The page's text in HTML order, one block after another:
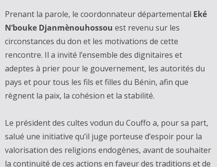
Prenant la parole, le coordonnateur départemental Eké
N’bouke Djanmènouhossou est revenu sur les
circonstances du don et les motivations de cette
rencontre. Il a invité l’ensemble des dignitaires et
adeptes à prier pour le gouvernement, les autorités du
pays et pour tous les fils et filles du Bénin, afin que
règnent la paix, la cohésion et la stabilité.
Le président des cultes vodun du Couffo a, pour sa part,
salué une initiative qu’il juge porteuse d’espoir pour la
valorisation des religions endogènes, avant de souhaiter
la continuité de ces actions en faveur des traditions et de